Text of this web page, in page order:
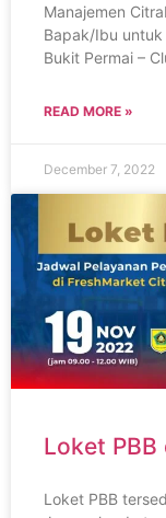
Manajemen
Bapak/Ibu untuk
Bukit Permai –
READ MORE »
December 7, 2022
Loket
Loket PBB